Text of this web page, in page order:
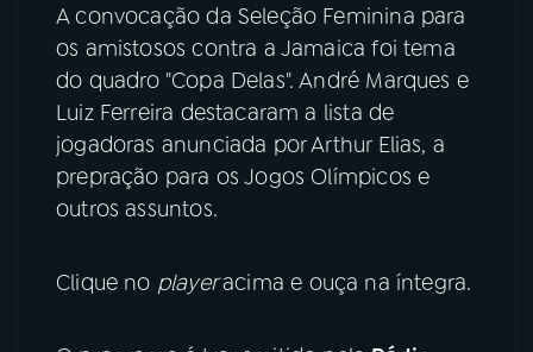
08FESTIVAL DE MÚSICA
ACOMPANHE A RÁDIO NACIONAL
YouTube Facebook
Instagram
TikTok
A convocação da Seleção Feminina para
os amistosos contra a Jamaica foi tema
do quadro "Copa Delas". André Marques e
Luiz Ferreira destacaram a lista de
jogadoras anunciada por Arthur Elias, a
prepração para os Jogos Olímpicos e
outros assuntos.
Clique no playeracima e ouça na íntegra.